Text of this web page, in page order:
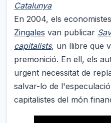
Catalunya
En 2004, els economistes
Zingales van publicar
capitalists, un llibre que
premonició. En ell, els
urgent necessitat de
salvar-lo de
capitalistes del món